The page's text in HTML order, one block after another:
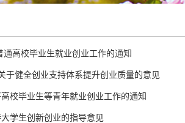
高校毕业生就业创业工作的通知
于健全创业支持体系提升创业质量的意见
校毕业生等青年就业创业工作的通知
学生创新创业的指导意见